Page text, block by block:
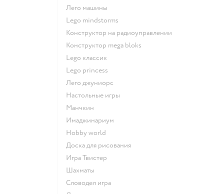
Лего машины
Lego mindstorms
Конструктор на радиоуправлении
Конструктор mega bloks
Lego классик
Lego princess
Лего джуниорс
Настольные игры
Манчкин
Имаджинариум
Hobby world
Доска для рисования
Игра Твистер
Шахматы
Словодел игра